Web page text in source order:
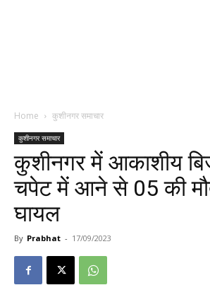
Home कुशीनगर समाचार
कुशीनगर समाचार
कुशीनगर में आकाशीय
चपेट में आने से 05 की
घायल
By Prabhat - 17/09/2023